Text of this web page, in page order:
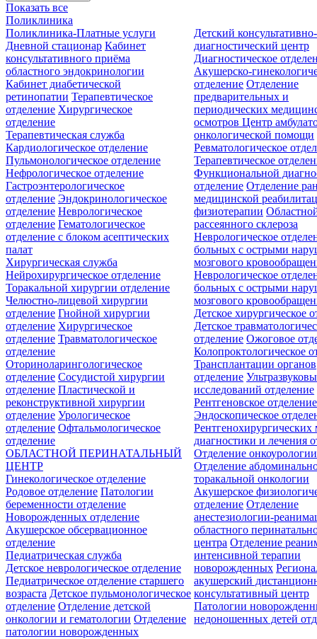
Показать все
Поликлиника
Поликлиника-Платные услуги
Дневной стационар Кабинет
консультативного приёма
областного эндокринологии
Кабинет диабетической
ретинопатии Терапевтическое
отделение Хирургическое
отделение
Детский консультативно-
диагностический центр
Диагностическое
Акушерско-
отделение Отделение
предварительных и
периодических
осмотровЦентр
онкологической помощи
Терапевтическая служба
Кардиологическое отделение
Пульмонологическое отделение
Нефрологическое отделение
Гастроэнтерологическое
отделение Эндокринологическое
отделение Неврологическое
отделение Гематологическое
отделение c блоком асептических
палат
Ревматологическое
Терапевтическое
Функциональной
отделение Отделение
медицинской
физиотерапии
рассеянного склероза
Неврологическое
больных с острыми
мозгового
Неврологическое
больных с острыми
мозгового
Хирургическая служба
Нейрохирургическое отделение
Торакальной хирургии отделение
Челюстно-лицевой хирургии
отделение Гнойной хирургии
отделение Хирургическое
отделение Травматологическое
отделение
Оториноларингологическое
отделение Сосудистой хирургии
отделение Пластической и
реконструктивной хирургии
отделение Урологическое
отделение Офтальмологическое
отделение
Детское хирургическое
Детское
отделение Ожоговое
Колопроктологическое
Трансплантации органов
отделение
исследований отделение
Рентгеновское отделение
Эндоскопическое
Рентгенохирургических
диагностики и лечения
Отделение онкоурологии
Отделение
торакальной онкологии
ОБЛАСТНОЙ ПЕРИНАТАЛЬНЫЙ
ЦЕНТР
Гинекологическое отделение
Родовое отделение Патологии
беременности отделение
Новорожденных отделение
Акушерское обсервационное
отделение
Акушерское
отделение Отделение
анестезиологии-
областного
центра Отделение
интенсивной терапии
новорожденных
акушерский
консультативный центр
Патологии
недоношенных детей
Педиатрическая служба
Детское неврологическое отделение
Педиатрическое отделение старшего
возраста Детское пульмонологическое
отделение Отделение детской
онкологии и гематологии Отделение
патологии новорожденных